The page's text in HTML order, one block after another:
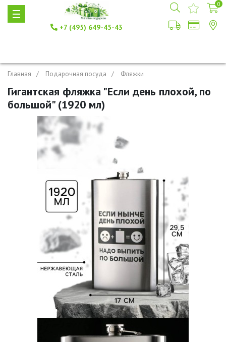
+7 (495) 649-45-43
0
Главная Подарочная посуда Фляжки
Гигантская фляжка "Если день плохой, по
большой" (1920 мл)